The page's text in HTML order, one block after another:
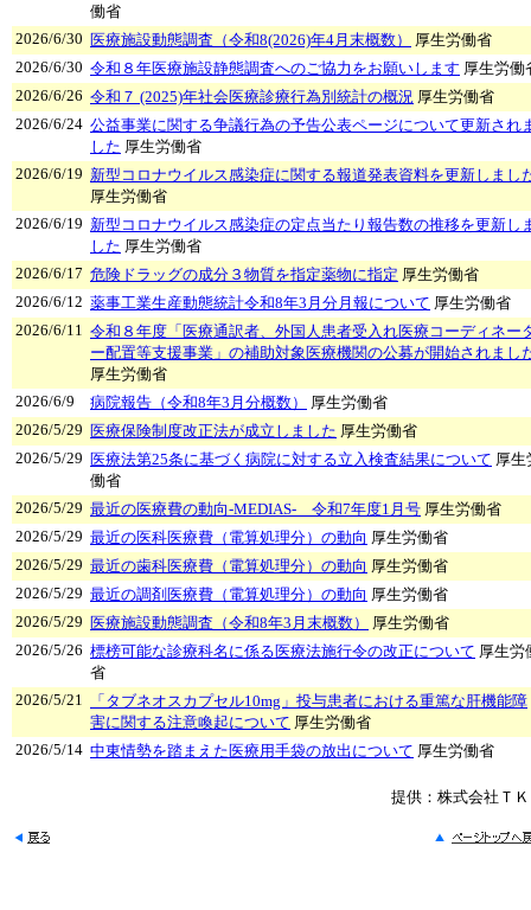
働省
2026/6/30 医療施設動態調査（令和8(2026)年4月末概数）
厚生労働省
2026/6/30 令和８年医療施設静態調査へのご協力をお願いします 厚生労働
2026/6/26 令和７ (2025)年社会医療診療行為別統計の概況 厚生労働省
2026/6/24 公益事業に関する争議行為の予告公表ページについて更新され
した 厚生労働省
2026/6/19 新型コロナウイルス感染症に関する報道発表資料を更新しまし
厚生労働省
2026/6/19 新型コロナウイルス感染症の定点当たり報告数の推移を更新し
した 厚生労働省
2026/6/17 危険ドラッグの成分３物質を指定薬物に指定 厚生労働省
2026/6/12 薬事工業生産動態統計令和8年3月分月報について 厚生労働省
2026/6/11 令和８年度「医療通訳者、外国人患者受入れ医療コーディネー
ー配置等支援事業」の補助対象医療機関の公募が開始されまし
厚生労働省
2026/6/9
病院報告（令和8年3月分概数）
厚生労働省
2026/5/29 医療保険制度改正法が成立しました 厚生労働省
2026/5/29 医療法第25条に基づく病院に対する立入検査結果について 厚生
働省
2026/5/29 最近の医療費の動向-MEDIAS- 令和7年度1月号 厚生労働省
2026/5/29 最近の医科医療費（電算処理分）の動向 厚生労働省
2026/5/29 最近の歯科医療費（電算処理分）の動向 厚生労働省
2026/5/29 最近の調剤医療費（電算処理分）の動向 厚生労働省
2026/5/29 医療施設動態調査（令和8年3月末概数）
厚生労働省
2026/5/26 標榜可能な診療科名に係る医療法施行令の改正について 厚生労
省
2026/5/21
「タブネオスカプセル10mg」投与患者における重篤な肝機能障
害に関する注意喚起について 厚生労働省
2026/5/14 中東情勢を踏まえた医療用手袋の放出について 厚生労働省
提供：株式会社Ｔ